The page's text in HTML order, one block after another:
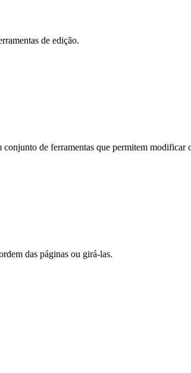
de edição.
de ferramentas que permitem modificar
das páginas ou girá-las.